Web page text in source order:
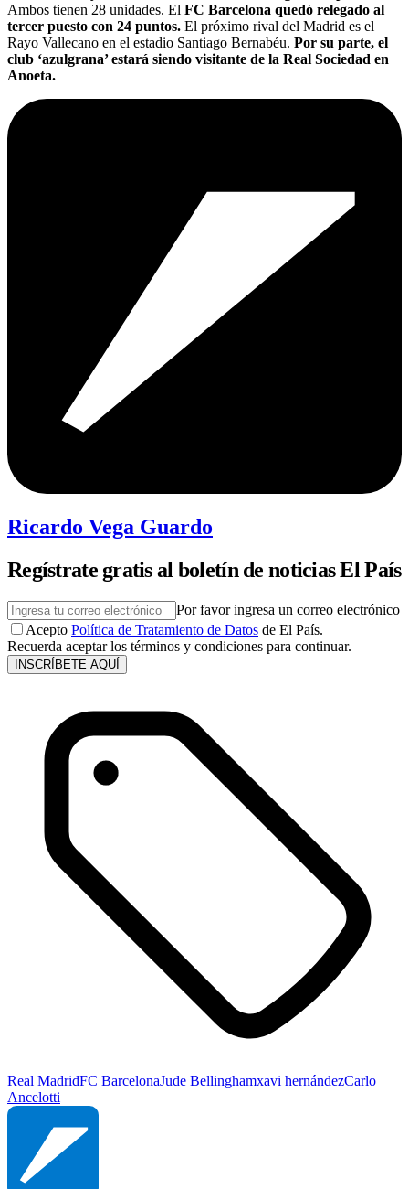
Ambos tienen 28 unidades. El FC Barcelona quedó relegado al
tercer puesto con 24 puntos. El próximo rival del Madrid es el
Rayo Vallecano en el estadio Santiago Bernabéu. Por su parte, el
club ‘azulgrana’ estará siendo visitante de la Real Sociedad en
Anoeta.
Ricardo Vega Guardo
Regístrate gratis al boletín de noticias El País
Por favor ingresa un correo electrónico
Acepto Política de Tratamiento de Datos de El País.
Recuerda aceptar los términos y condiciones para continuar.
INSCRÍBETE AQUÍ
Real MadridFC BarcelonaJude Bellinghamxavi hernándezCarlo
Ancelotti